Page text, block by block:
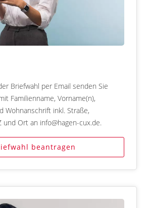
Briefwahl per Email senden Sie
Familienname, Vorname(n),
Wohnanschrift inkl. Straße,
und Ort an info@hagen-cux.de.
beantragen